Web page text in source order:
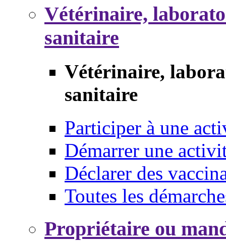
Vétérinaire,
sanitaire
Vétérinaire,
sanitaire
Participer à une
Démarrer une
Déclarer des
Toutes les
Propriétaire ou